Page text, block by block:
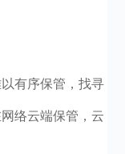
有序保管，找寻
络云端保管，云